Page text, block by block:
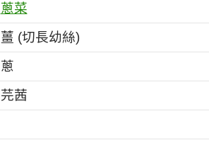
蔥菜
薑 (切長幼絲)
蔥
芫茜